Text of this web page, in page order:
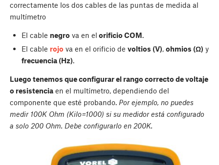
correctamente los dos cables de las puntas de medida al
multímetro
El cable negro va en el orificio COM.
El cable rojo va en el orificio de voltios (V), ohmios (Ω) y
frecuencia (Hz).
Luego tenemos que configurar el rango correcto de voltaje
o resistencia en el multímetro, dependiendo del
componente que esté probando. Por ejemplo, no puedes
medir 100K Ohm (Kilo=1000) si su medidor está configurado
a solo 200 Ohm. Debe configurarlo en 200K.